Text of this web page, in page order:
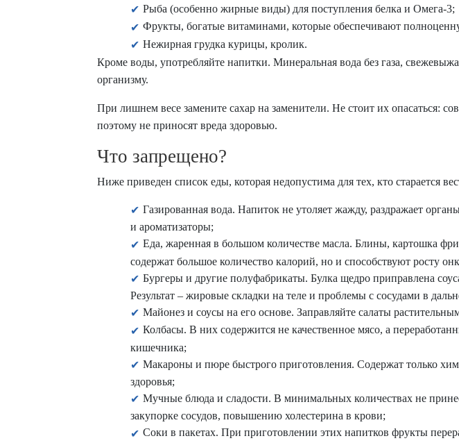
Рыба (особенно жирные виды) для поступления белка и Омега-3;
Фрукты, богатые витаминами, которые обеспечивают
Нежирная грудка курицы, кролик.
Кроме воды, употребляйте напитки. Минеральная вода без газа,
организму.
При лишнем весе замените сахар на заменители. Не стоит их опасаться:
поэтому не приносят вреда здоровью.
Что запрещено?
Ниже приведен список еды, которая недопустима для тех, кто старается
Газированная вода. Напиток не утоляет жажду, раздражает
и ароматизаторы;
Еда, жаренная в большом количестве масла. Блины, картошка
содержат большое количество калорий, но и способствуют росту
Бургеры и другие полуфабрикаты. Булка щедро приправлена
Результат – жировые складки на теле и проблемы с сосудами в
Майонез и соусы на его основе. Заправляйте салаты
Колбасы. В них содержится не качественное мясо, а
кишечника;
Макароны и пюре быстрого приготовления. Содержат только
здоровья;
Мучные блюда и сладости. В минимальных количествах не
закупорке сосудов, повышению холестерина в крови;
Соки в пакетах. При приготовлении этих напитков фрукты